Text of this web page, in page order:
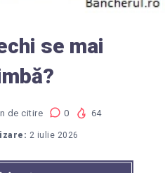
se mai
de citire 0 64
2 iulie 2026